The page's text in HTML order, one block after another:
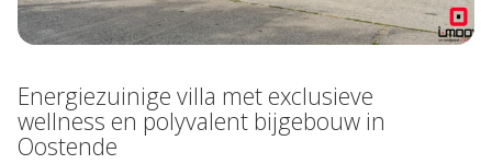
Over i-Moov
Inschrijven
Energiezuinige villa met exclusieve
wellness en polyvalent bijgebouw in
Oostende